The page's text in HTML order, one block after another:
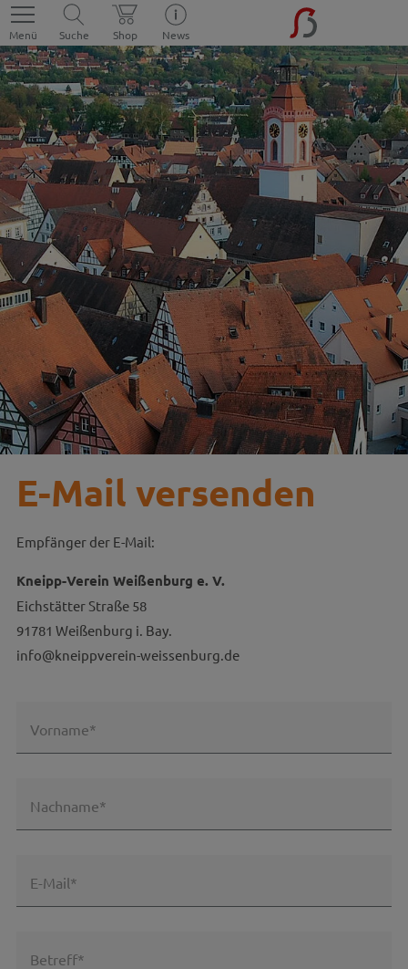
Menü Suche Shop News
E-Mail versenden
Empfänger der E-Mail:
Kneipp-Verein Weißenburg e. V.
Eichstätter Straße 58
91781 Weißenburg i. Bay.
info@kneippverein-weissenburg.de
Vorname*
Nachname*
E-Mail*
Betreff*